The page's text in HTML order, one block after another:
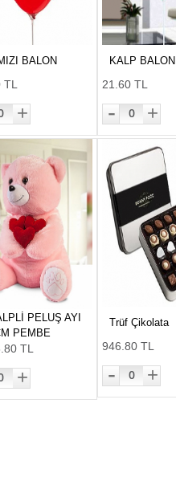
BALON
+
KALP BALON
21.60 TL
- 0 +
PELUŞ AYI
PEMBE
TL
+
Trüf Çikolata
946.80 TL
- 0 +